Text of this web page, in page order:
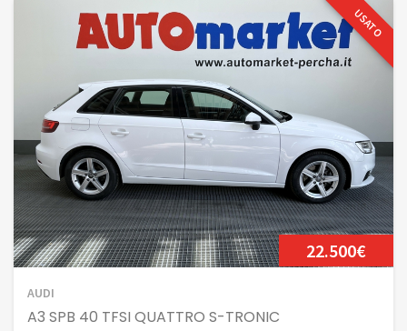
USATO
22.500€
AUDI
A3 SPB 40 TFSI QUATTRO S-TRONIC